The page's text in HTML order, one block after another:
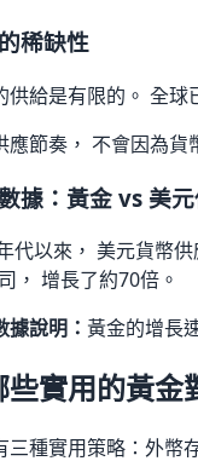
稀缺性
供給是有限的。 全球
應節奏， 不會因為貨
據：黃金 vs 美
代以來， 美元貨幣
， 增長了約70倍。
據說明： 黃金的增長
些實用的黃金
三種實用策略：外幣